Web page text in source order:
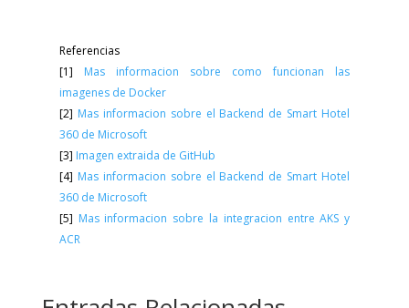
Referencias
[1] Mas informacion sobre como funcionan las
imagenes de Docker
[2] Mas informacion sobre el Backend de Smart Hotel
360 de Microsoft
[3] Imagen extraida de GitHub
[4] Mas informacion sobre el Backend de Smart Hotel
360 de Microsoft
[5] Mas informacion sobre la integracion entre AKS y
ACR